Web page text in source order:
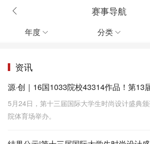
赛事导航
年度  分类 
资讯
5月24日，第十三届国际大学生时尚设计盛典
院体育场举办。